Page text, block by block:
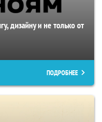
дизайну и не только от
ПОДРОБНЕЕ